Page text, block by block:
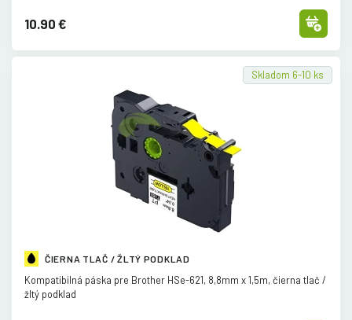
10.90 €
ČIERNA TLAČ / ŽLTÝ PODKLAD
Skladom 6-10 ks
Kompatibilná páska pre Brother HSe-621, 8,8mm x 1,5m, čierna tlač /
žltý podklad